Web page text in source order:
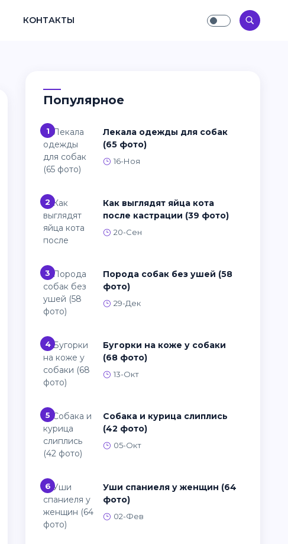
КОНТАКТЫ
Популярное
1
Лекала одежды для собак
(65 фото)
16-Ноя
2
Как выглядят яйца кота
после кастрации (39 фото)
20-Сен
3
Порода собак без ушей (58
фото)
29-Дек
4
Бугорки на коже у собаки
(68 фото)
13-Окт
5
Собака и курица слиплись
(42 фото)
05-Окт
6
Уши спаниеля у женщин (64
фото)
02-Фев